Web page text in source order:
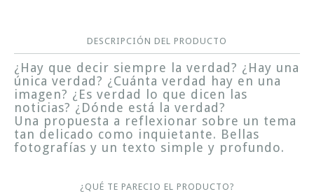
DESCRIPCIÓN DEL PRODUCTO
¿Hay que decir siempre la verdad? ¿Hay una
única verdad? ¿Cuánta verdad hay en una
imagen? ¿Es verdad lo que dicen las
noticias? ¿Dónde está la verdad?
Una propuesta a reflexionar sobre un tema
tan delicado como inquietante. Bellas
fotografías y un texto simple y profundo.
¿QUÉ TE PARECIO EL PRODUCTO?